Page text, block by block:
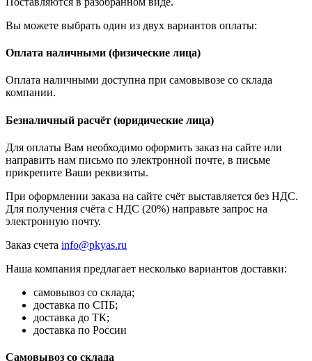
Вы можете выбрать один из двух вариантов оплаты:
Оплата наличными (физические лица)
Оплата наличными доступна при самовывозе со склада
компании.
Безналичный расчёт (юридические лица)
Для оплаты Вам необходимо оформить заказ на сайте или
направить нам письмо по электронной почте, в письме
прикрепите Ваши реквизиты.
При оформлении заказа на сайте счёт выставляется без НДС.
Для получения счёта с НДС (20%) направьте запрос на
электронную почту.
Заказ счета info@pkyas.ru
Наша компания предлагает несколько вариантов доставки:
самовывоз со склада;
доставка по СПБ;
доставка до ТК;
доставка по России
Самовывоз со склада